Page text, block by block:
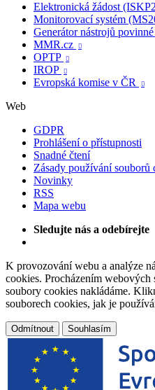
Elektronická žádost
Monitorovací systém
Generátor nástrojů
MMR.cz 
OPTP 
IROP 
Evropská komise v ČR 
Web
GDPR
Prohlášení o přístupnosti
Snadné čtení
Zásady používání souborů
Novinky
RSS
Mapa webu
Sledujte nás a odebírejte
K provozování webu a analýze
cookies. Procházením webových
soubory cookies nakládáme.
souborech cookies, jak je
Odmítnout Souhlasím